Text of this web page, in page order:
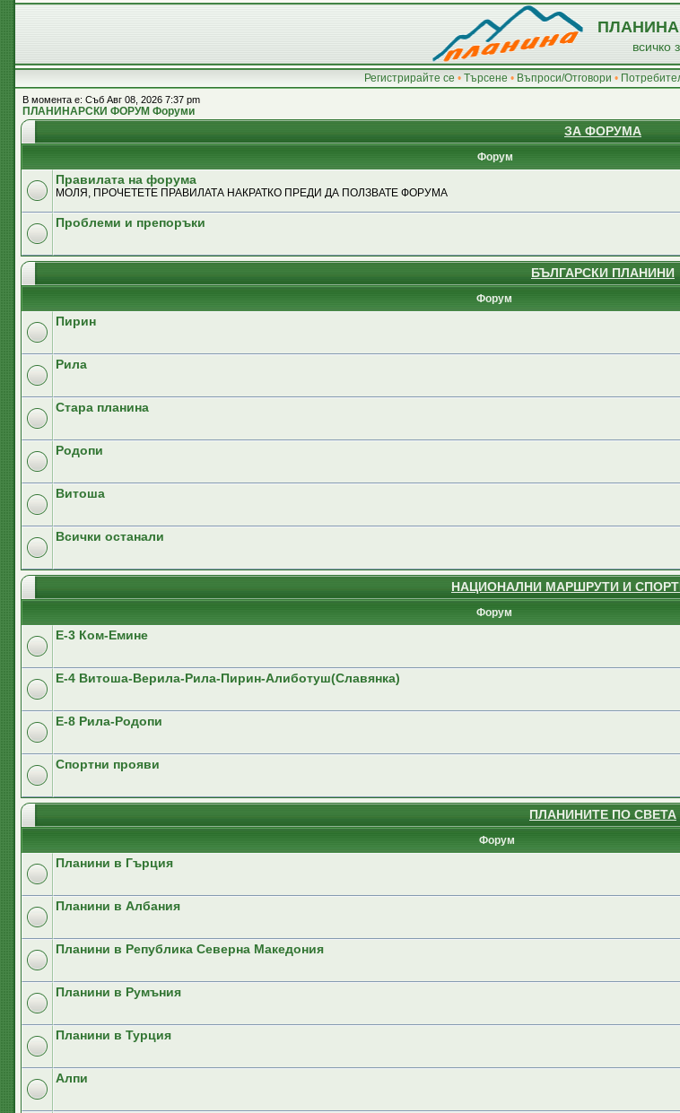
всичко
Регистрирайте се • Търсене • Въпроси/Отговори •
В момента е: Съб Авг 08, 2026 7:37 pm
ПЛАНИНАРСКИ ФОРУМ Форуми
ЗА ФОРУМА
Форум
Правилата на форума
МОЛЯ, ПРОЧЕТЕТЕ ПРАВИЛАТА НАКРАТКО ПРЕДИ ДА ПОЛЗВАТЕ ФОРУМА
Проблеми и препоръки
БЪЛГАРСКИ ПЛАНИНИ
Форум
Пирин
Рила
Стара планина
Родопи
Витоша
Всички останали
НАЦИОНАЛНИ МАРШРУТИ И
Форум
E-3 Ком-Емине
Е-4 Витоша-Верила-Рила-Пирин-Алиботуш(Славянка)
E-8 Рила-Родопи
Спортни прояви
ПЛАНИНИТЕ ПО СВЕТА
Форум
Планини в Гърция
Планини в Албания
Планини в Република Северна Македония
Планини в Румъния
Планини в Турция
Алпи